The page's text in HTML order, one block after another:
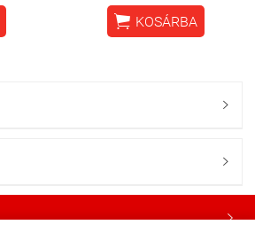
 KOSÁRBA


